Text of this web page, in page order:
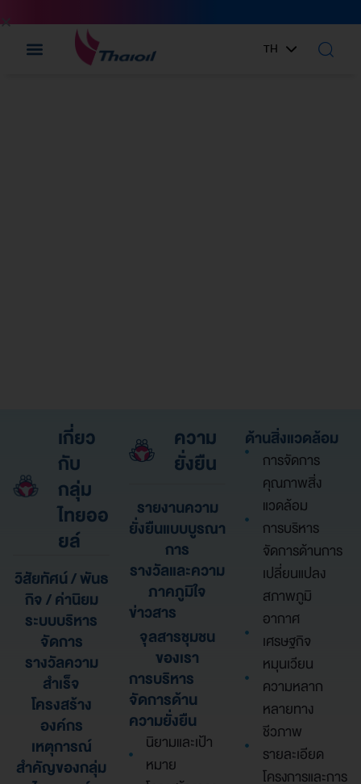
TH
EN
เกี่ยว
กับ
กลุ่ม
ไทยออ
ยล์
วิสัยทัศน์ / พันธ
กิจ / ค่านิยม
ระบบบริหาร
จัดการ
รางวัลความ
สำเร็จ
โครงสร้าง
องค์กร
เหตุการณ์
สำคัญของกลุ่ม
ความ
ยั่งยืน
รายงานความ
ยั่งยืนแบบบูรณา
การ
รางวัลและความ
ภาคภูมิใจ
ข่าวสาร
จุลสารชุมชน
ของเรา
การบริหาร
จัดการด้าน
ความยั่งยืน
นิยามและเป้า
หมาย
ด้านสิ่งแวดล้อม
การจัดการ
คุณภาพสิ่ง
แวดล้อม
การบริหาร
จัดการด้านการ
เปลี่ยนแปลง
สภาพภูมิ
อากาศ
เศรษฐกิจ
หมุนเวียน
ความหลาก
หลายทาง
ชีวภาพ
รายละเอียด
โครงการและการ